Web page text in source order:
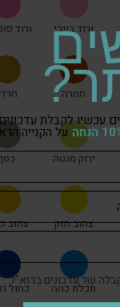
ורוד בייבי ורוד
חמרה
ירוק מנטה
צהוב חזק צהוב
תכלת כהה כחול
עכשיו לקבלת
על הקנייה
של עדכונים בדוא"ל